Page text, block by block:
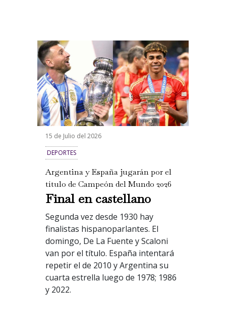
15 de Julio del 2026
DEPORTES
Argentina y España jugarán por el
título de Campeón del Mundo 2026
Final en castellano
Segunda vez desde 1930 hay
finalistas hispanoparlantes. El
domingo, De La Fuente y Scaloni
van por el título. España intentará
repetir el de 2010 y Argentina su
cuarta estrella luego de 1978; 1986
y 2022.